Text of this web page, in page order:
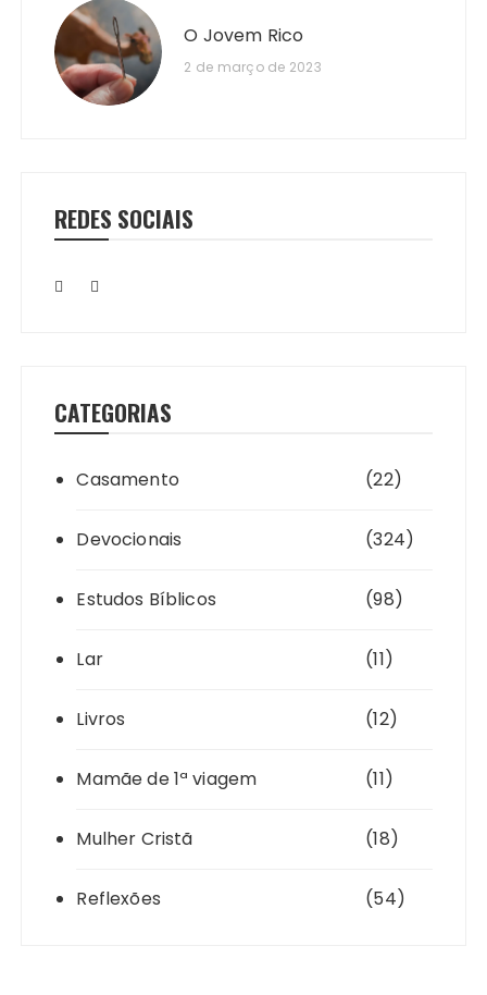
O Jovem Rico
2 de março de 2023
REDES SOCIAIS
CATEGORIAS
Casamento (22)
Devocionais (324)
Estudos Bíblicos (98)
Lar (11)
Livros (12)
Mamãe de 1ª viagem (11)
Mulher Cristã (18)
Reflexões (54)